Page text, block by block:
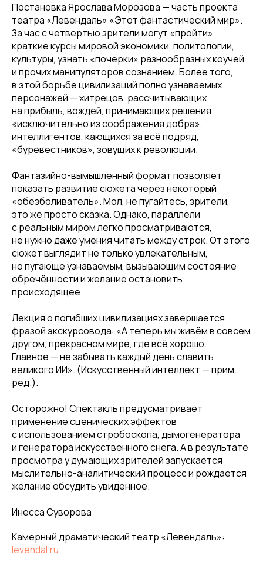
Постановка Ярослава Морозова — часть проекта
театра «Левендаль» «Этот фантастический мир».
За час с четвертью зрители могут «пройти»
краткие курсы мировой экономики, политологии,
культуры, узнать «почерки» разнообразных коучей
и прочих манипуляторов сознанием. Более того,
в этой борьбе цивилизаций полно узнаваемых
персонажей — хитрецов, рассчитывающих
на прибыль, вождей, принимающих решения
«исключительно из соображения добра»,
интеллигентов, кающихся за всё подряд,
«буревестников», зовущих к революции.
Фантазийно-вымышленный формат позволяет
показать развитие сюжета через некоторый
«обезболиватель». Мол, не пугайтесь, зрители,
это же просто сказка. Однако, параллели
с реальным миром легко просматриваются,
не нужно даже умения читать между строк. От этого
сюжет выглядит не только увлекательным,
но пугающе узнаваемым, вызывающим состояние
обречённости и желание остановить
происходящее.
Лекция о погибших цивилизациях завершается
фразой экскурсовода: «А теперь мы живём в совсем
другом, прекрасном мире, где всё хорошо.
Главное — не забывать каждый день славить
великого ИИ». (Искусственный интеллект — прим.
ред.).
Осторожно! Спектакль предусматривает
применение сценических эффектов
с использованием стробоскопа, дымогенератора
и генератора искусственного снега. А в результате
просмотра у думающих зрителей запускается
мыслительно-аналитический процесс и рождается
желание обсудить увиденное.
Инесса Суворова
Камерный драматический театр «Левендаль»:
levendal.ru